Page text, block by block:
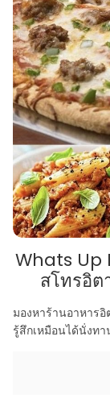
Whats Up
สโทรอิต
มองหาร้านอาหาร
รู้สึกเหมือนได้นั่งท